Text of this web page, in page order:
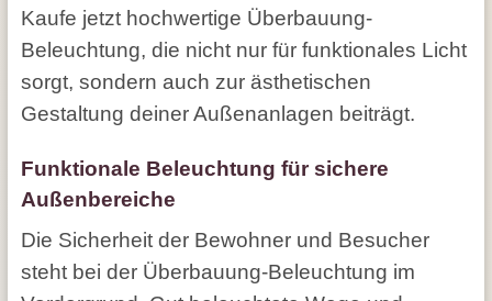
Kaufe jetzt hochwertige Überbauung-
Beleuchtung, die nicht nur für funktionales Licht
sorgt, sondern auch zur ästhetischen
Gestaltung deiner Außenanlagen beiträgt.
Funktionale Beleuchtung für sichere
Außenbereiche
Die Sicherheit der Bewohner und Besucher
steht bei der Überbauung-Beleuchtung im